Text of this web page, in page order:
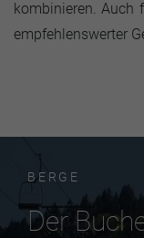
kombinieren. Auch
empfehlenswerter
BERGE
Der